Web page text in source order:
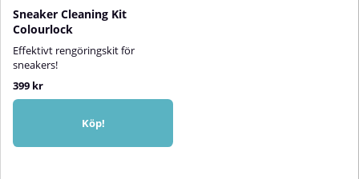
Sneaker Cleaning Kit
Colourlock
Effektivt rengöringskit för
sneakers!
399 kr
Köp!